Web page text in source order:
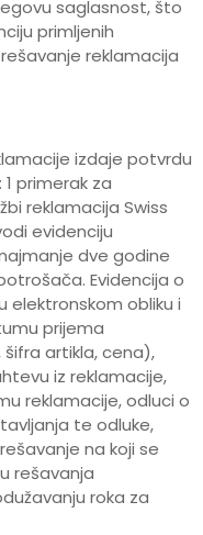
saglasnost, što
primljenih
reklamacija
izdaje potvrdu
primerak za
reklamacija Swiss
evidenciju
dve godine
Evidencija o
elektronskom obliku i
prijema
artikla, cena),
iz reklamacije,
reklamacije, odluci o
te odluke,
na koji se
rešavanja
roka za